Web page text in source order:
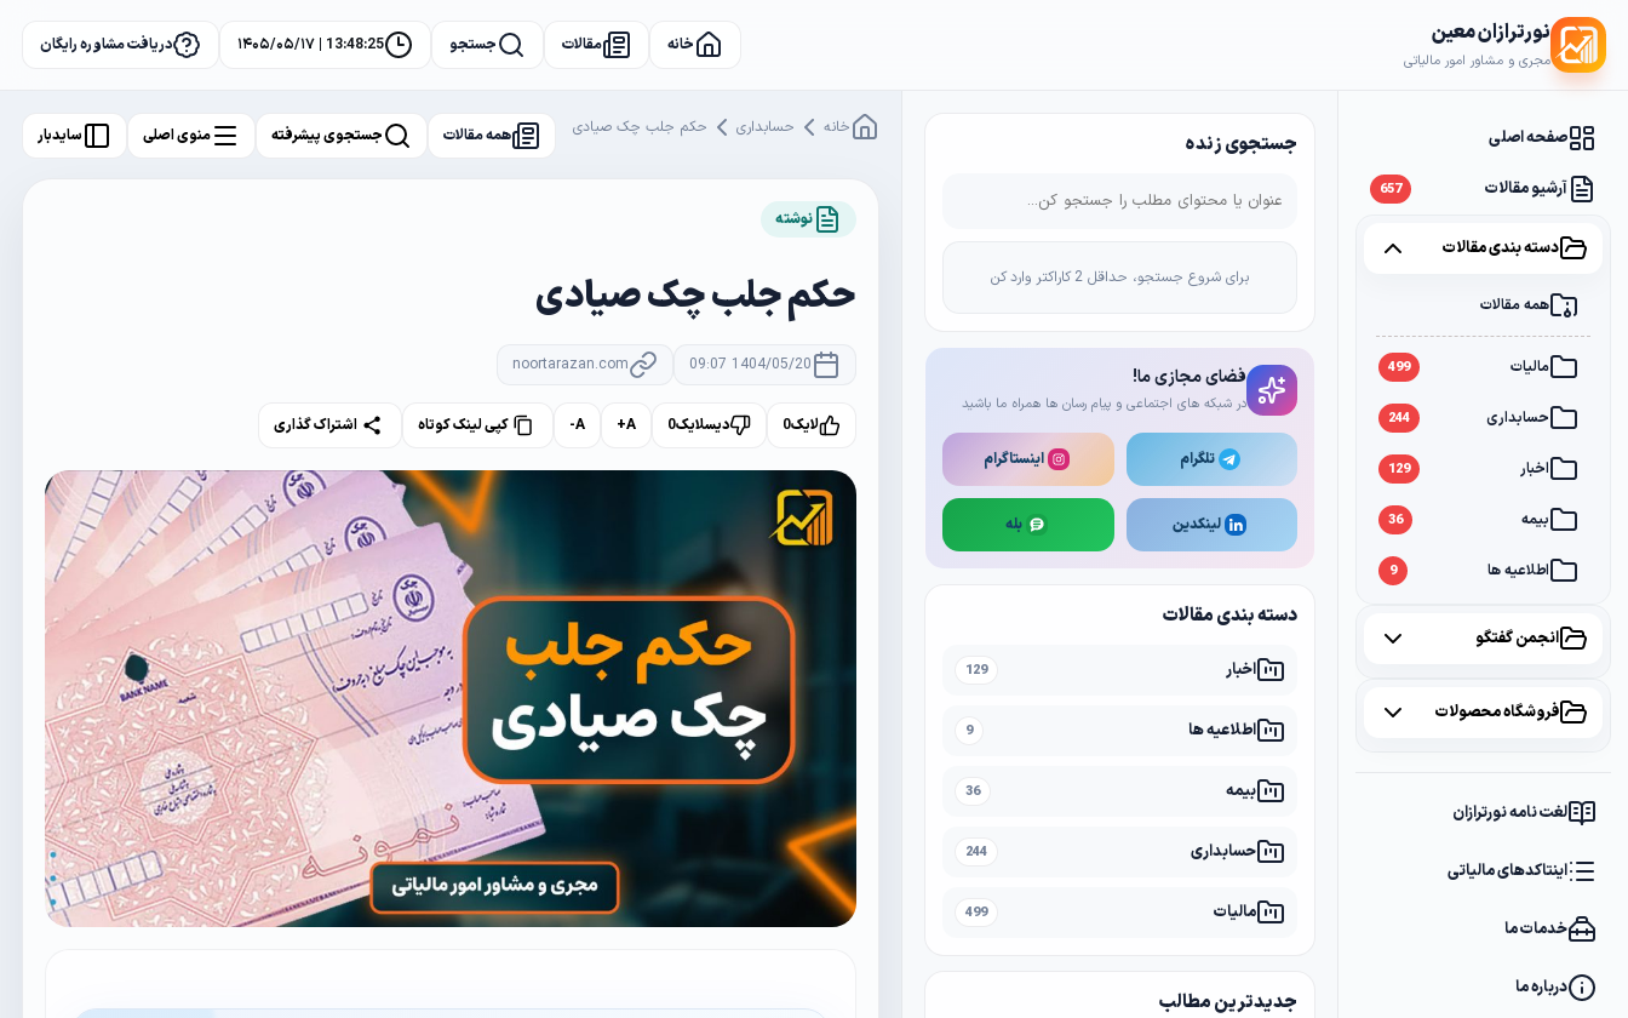
نورترازان معین
مجری و مشاور امور مالیاتی
خانه مقالات جستجو 13:48:26 | ۱۴۰۵/۰۵/۱۷ دریافت مشاوره رایگان
صفحه اصلی
آرشیو مقالات 657
دسته بندی مقالات
همه مقالات
مالیات 499
حسابداری 244
اخبار 129
بیمه 36
اطلاعیه ها 9
انجمن گفتگو
سامانه مودیان
بانک
فروشگاه محصولات
پکیج DVD آموزشی
کتاب ها
فایل های دانلودی
لغت نامه نورترازان
اینتاکدهای مالیاتی
خدمات ما
درباره ما
جستجوی زنده
برای شروع جستجو، حداقل 2 کاراکتر وارد کن
فضای مجازی ما!
در شبکه های اجتماعی و پیام رسان ها همراه ما باشید
تلگرام اینستاگرام
لینکدین بله
دسته بندی مقالات
اخبار 129
اطلاعیه ها 9
بیمه 36
حسابداری 244
مالیات 499
جدیدترین مطالب
خانه حسابداری حکم جلب چک صیادی همه مقالات جستجوی پیشرفته منوی اصلی سایدبار
نوشته
حکم جلب چک صیادی
1404/05/20 09:07
noortarazan.com
لایک0 دیسلایک0
A+
A- کپی لینک کوتاه اشتراک گذاری